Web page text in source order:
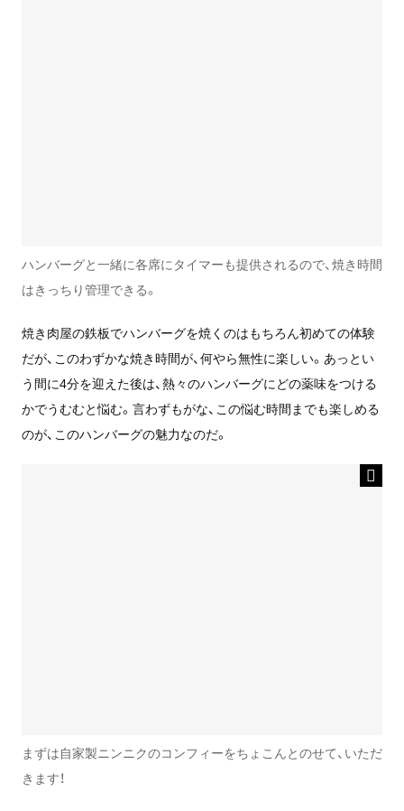
ハンバーグと一緒に各席にタイマーも提供されるので、焼き時間
はきっちり管理できる。
焼き肉屋の鉄板でハンバーグを焼くのはもちろん初めての体験
だが、このわずかな焼き時間が、何やら無性に楽しい。あっとい
う間に4分を迎えた後は、熱々のハンバーグにどの薬味をつける
かでうむむと悩む。言わずもがな、この悩む時間までも楽しめる
のが、このハンバーグの魅力なのだ。
まずは自家製ニンニクのコンフィーをちょこんとのせて、いただ
きます！